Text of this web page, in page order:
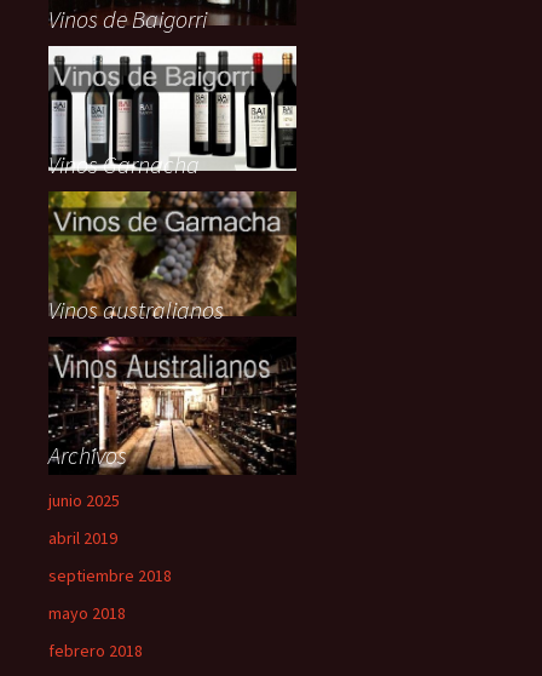
Vinos de Baigorri
Vinos Garnacha
Vinos australianos
Archivos
junio 2025
abril 2019
septiembre 2018
mayo 2018
febrero 2018